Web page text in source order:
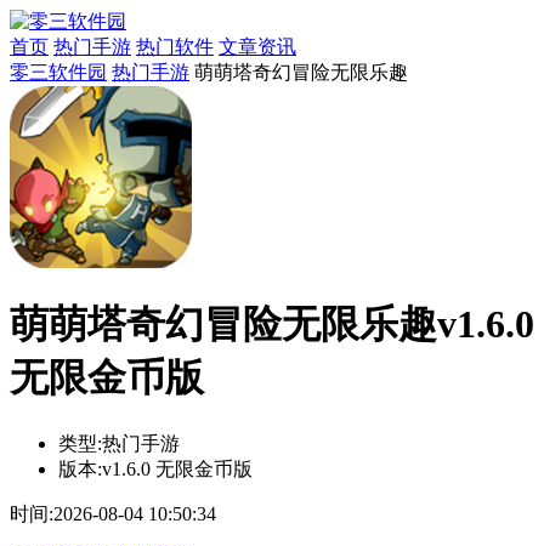
首页 热门手游 热门软件 文章资讯
零三软件园 热门手游 萌萌塔奇幻冒险无限乐趣
萌萌塔奇幻冒险无限乐趣v1.6.0
无限金币版
类型:热门手游
版本:v1.6.0 无限金币版
时间:2026-08-04 10:50:34